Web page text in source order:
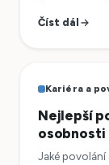
Číst dál
Kariéra a
Nejlepší
osobnosti
Jaké povolání